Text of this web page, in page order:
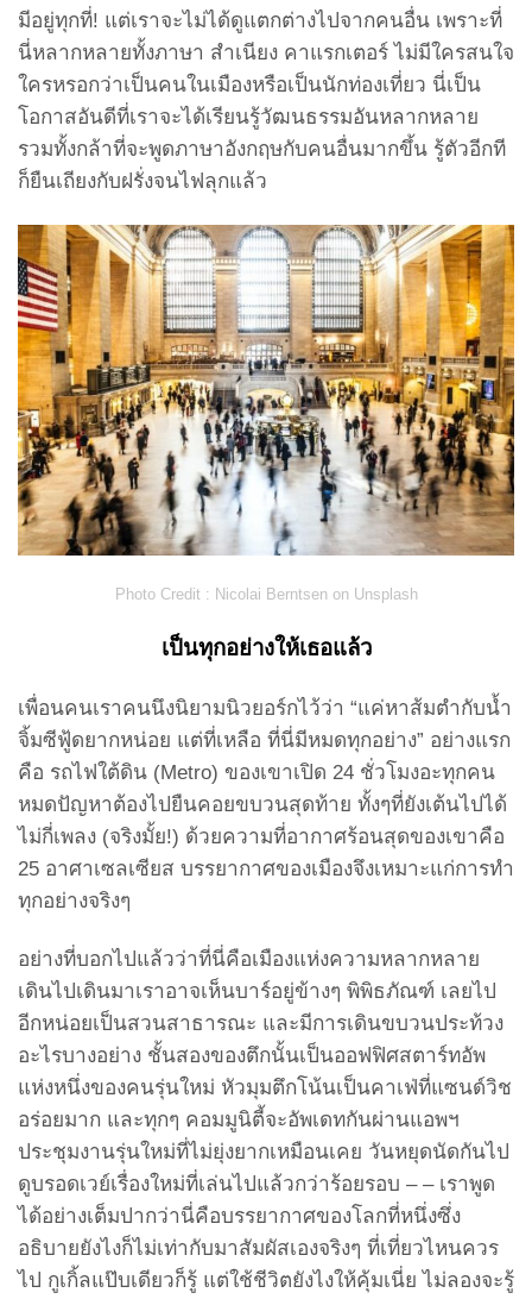
มีอยู่ทุกที่! แต่เราจะไม่ได้ดูแตกต่างไปจากคนอื่น เพราะที่
นี่หลากหลายทั้งภาษา สำเนียง คาแรกเตอร์ ไม่มีใครสนใจ
ใครหรอกว่าเป็นคนในเมืองหรือเป็นนักท่องเที่ยว นี่เป็น
โอกาสอันดีที่เราจะได้เรียนรู้วัฒนธรรมอันหลากหลาย
รวมทั้งกล้าที่จะพูดภาษาอังกฤษกับคนอื่นมากขึ้น รู้ตัวอีกที
ก็ยืนเถียงกับฝรั่งจนไฟลุกแล้ว
Photo Credit : Nicolai Berntsen on Unsplash
เป็นทุกอย่างให้เธอแล้ว
เพื่อนคนเราคนนึงนิยามนิวยอร์กไว้ว่า “แค่หาส้มตำกับน้ำ
จิ้มซีฟู้ดยากหน่อย แต่ที่เหลือ ที่นี่มีหมดทุกอย่าง” อย่างแรก
คือ รถไฟใต้ดิน (Metro) ของเขาเปิด 24 ชั่วโมงอะทุกคน
หมดปัญหาต้องไปยืนคอยขบวนสุดท้าย ทั้งๆที่ยังเต้นไปได้
ไม่กี่เพลง (จริงมั้ย!) ด้วยความที่อากาศร้อนสุดของเขาคือ
25 อาศาเซลเซียส บรรยากาศของเมืองจึงเหมาะแก่การทำ
ทุกอย่างจริงๆ
อย่างที่บอกไปแล้วว่าที่นี่คือเมืองแห่งความหลากหลาย
เดินไปเดินมาเราอาจเห็นบาร์อยู่ข้างๆ พิพิธภัณฑ์ เลยไป
อีกหน่อยเป็นสวนสาธารณะ และมีการเดินขบวนประท้วง
อะไรบางอย่าง ชั้นสองของตึกนั้นเป็นออฟฟิศสตาร์ทอัพ
แห่งหนึ่งของคนรุ่นใหม่ หัวมุมตึกโน้นเป็นคาเฟ่ที่แซนด์วิช
อร่อยมาก และทุกๆ คอมมูนิตี้จะอัพเดทกันผ่านแอพฯ
ประชุมงานรุ่นใหม่ที่ไม่ยุ่งยากเหมือนเคย วันหยุดนัดกันไป
ดูบรอดเวย์เรื่องใหม่ที่เล่นไปแล้วกว่าร้อยรอบ – – เราพูด
ได้อย่างเต็มปากว่านี่คือบรรยากาศของโลกที่หนึ่งซึ่ง
อธิบายยังไงก็ไม่เท่ากับมาสัมผัสเองจริงๆ ที่เที่ยวไหนควร
ไป กูเกิ้ลแป๊บเดียวก็รู้ แต่ใช้ชีวิตยังไงให้คุ้มเนี่ย ไม่ลองจะรู้